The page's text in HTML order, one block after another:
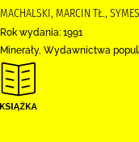
MACHALSKI, MARCIN TŁ.,
Rok wydania: 1991
Minerały, Wydawnictwa